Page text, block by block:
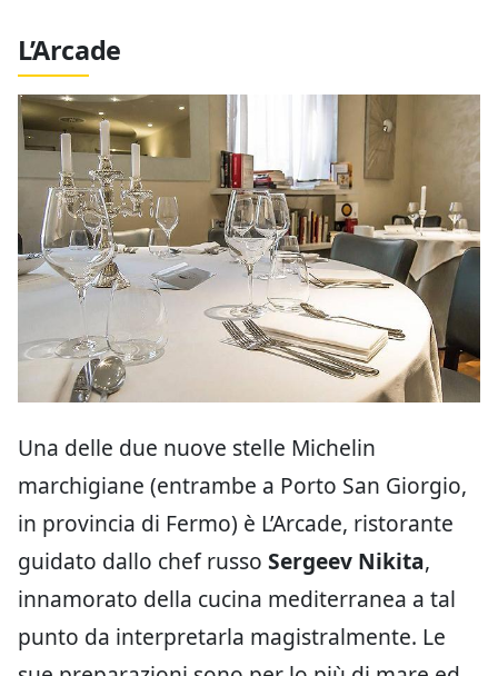
L’Arcade
Una delle due nuove stelle Michelin
marchigiane (entrambe a Porto San Giorgio,
in provincia di Fermo) è L’Arcade, ristorante
guidato dallo chef russo Sergeev Nikita,
innamorato della cucina mediterranea a tal
punto da interpretarla magistralmente. Le